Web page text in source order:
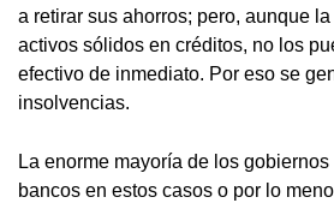
a retirar sus ahorros; pero, aunque
activos sólidos en créditos, no los
efectivo de inmediato. Por eso se
insolvencias.
La enorme mayoría de los
bancos en estos casos o por lo